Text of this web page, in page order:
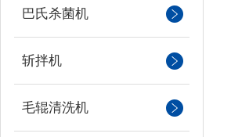
巴氏杀菌机
斩拌机
毛辊清洗机